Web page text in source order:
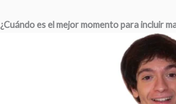
¿Cuándo es el mejor momento para incluir